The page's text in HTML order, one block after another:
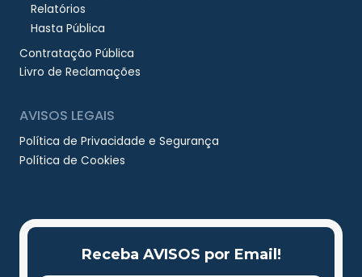
Relatórios
Hasta Pública
Contratação Pública
Livro de Reclamações
AVISOS LEGAIS
Política de Privacidade e Segurança
Política de Cookies
Receba AVISOS por Email!